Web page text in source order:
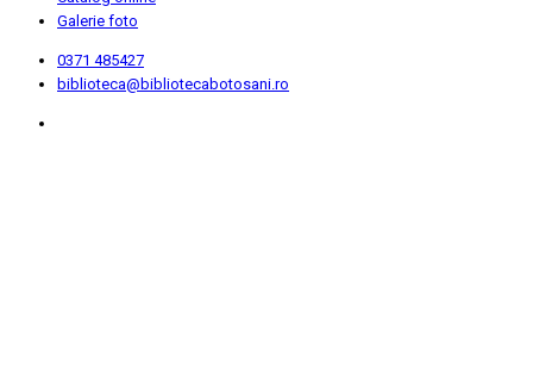
Galerie foto
0371 485427
biblioteca@bibliotecabotosani.ro